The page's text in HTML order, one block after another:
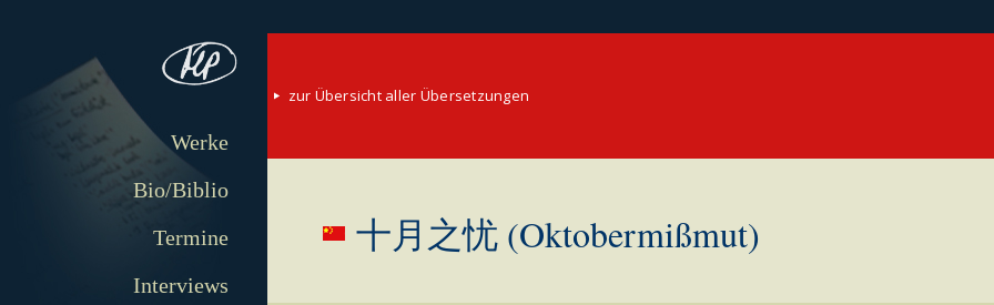
Werke
Bio/Biblio
Termine
Interviews
zur Übersicht aller Übersetzungen
十月之忧 (Oktobermißmut)